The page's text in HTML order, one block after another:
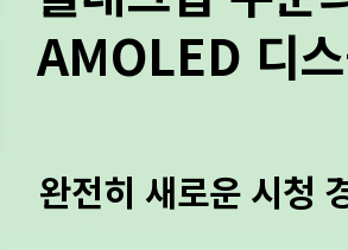
AMOLED 디
완전히 새로운 시청